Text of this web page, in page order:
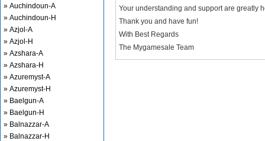
» Auchindoun-A
» Auchindoun-H
» Azjol-A
» Azjol-H
» Azshara-A
» Azshara-H
» Azuremyst-A
» Azuremyst-H
» Baelgun-A
» Baelgun-H
» Balnazzar-A
» Balnazzar-H
Your understanding and support are greatly
Thank you and have fun!
With Best Regards
The Mygamesale Team